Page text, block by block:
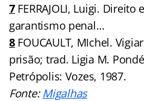
7FERRAJOLI, Luigi. Direito
garantismo penal…
8FOUCAULT, MIchel.
prisão; trad. Ligia M.
Petrópolis: Vozes, 1987.
Fonte:Migalhas